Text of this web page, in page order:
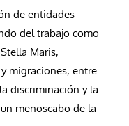
de entidades
del trabajo como
Maris,
migraciones, entre
discriminación y la
menoscabo de la